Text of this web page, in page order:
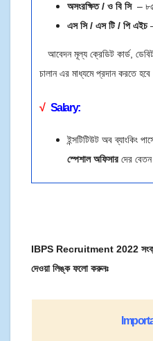
অসংরক্ষিত / ও বি সি–
এস সি / এস টি / পি এইচ
আবেদন মূল্য ক্রেডিট কার্ড,
চালান এর মাধ্যমে প্রদান করতে
√ Salary:
ইন্সটিটিউট অব ব্যাংকিং
স্পেশাল অফিসার দের
IBPS Recruitment 2022
দেওয়া লিঙ্ক ফলো করুনঃ